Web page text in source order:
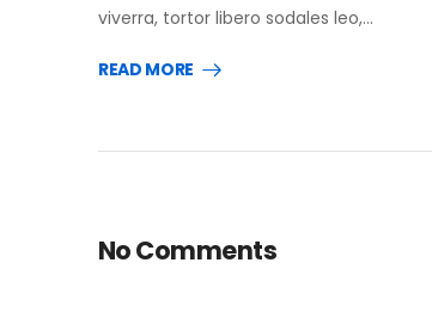
viverra, tortor libero sodales leo,…
READ MORE
No Comments